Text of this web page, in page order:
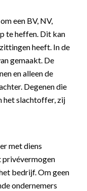
een BV, NV,
te heffen. Dit kan
heeft. In de
gemaakt. De
en alleen de
Degenen die
het slachtoffer, zij
met diens
privévermogen
bedrijf. Om geen
ondernemers